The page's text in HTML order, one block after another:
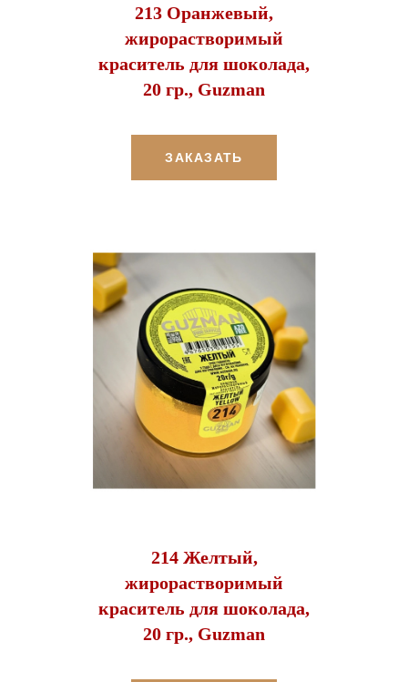
213 Оранжевый,
жирорастворимый
краситель для шоколада,
20 гр., Guzman
ЗАКАЗАТЬ
214 Желтый,
жирорастворимый
краситель для шоколада,
20 гр., Guzman